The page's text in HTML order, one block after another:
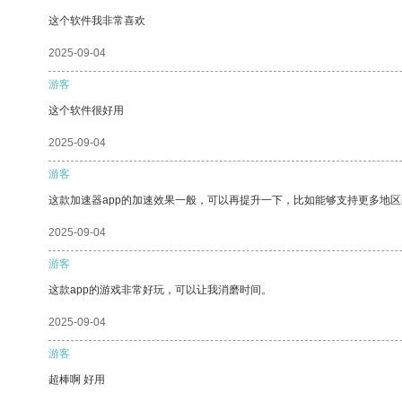
这个软件我非常喜欢
2025-09-04
游客
这个软件很好用
2025-09-04
游客
这款加速器app的加速效果一般，可以再提升一下，比如能够支持更多地区
2025-09-04
游客
这款app的游戏非常好玩，可以让我消磨时间。
2025-09-04
游客
超棒啊 好用